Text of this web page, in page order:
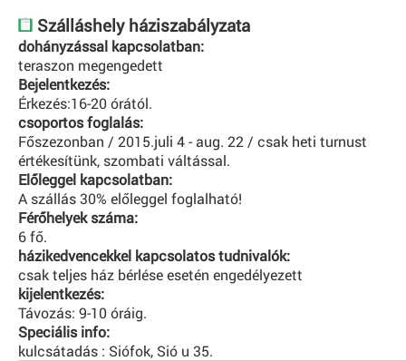
Szálláshely háziszabályzata
dohányzással kapcsolatban:
teraszon megengedett
Bejelentkezés:
Érkezés:16-20 órától.
csoportos foglalás:
Főszezonban / 2015.juli 4 - aug. 22 / csak heti turnust
értékesítünk, szombati váltással.
Előleggel kapcsolatban:
A szállás 30% előleggel foglalható!
Férőhelyek száma:
6 fő.
házikedvencekkel kapcsolatos tudnivalók:
csak teljes ház bérlése esetén engedélyezett
kijelentkezés:
Távozás: 9-10 óráig.
Speciális info:
kulcsátadás : Siófok, Sió u 35.